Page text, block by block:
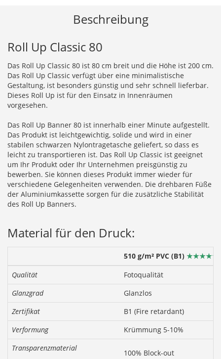
Beschreibung
Roll Up Classic 80
Das Roll Up Classic 80 ist 80 cm breit und die Höhe ist 200 cm.
Das Roll Up Classic verfügt über eine minimalistische
Gestaltung, ist besonders günstig und sehr schnell lieferbar.
Dieses Roll Up ist für den Einsatz in Innenräumen
vorgesehen.
Das Roll Up Banner 80 ist innerhalb einer Minute aufgestellt.
Das Produkt ist leichtgewichtig, solide und wird in einer
stabilen schwarzen Nylontragetasche geliefert, so dass es
leicht zu transportieren ist. Das Roll Up Classic ist geeignet
um Ihr Produkt oder Ihr Unternehmen preisgünstig zu
bewerben. Sie können dieses Produkt immer wieder für
verschiedene Gelegenheiten verwenden. Die drehbaren Füße
der Aluminiumkassette sorgen für die zusätzliche Stabilität
des Roll Up Banners.
Material für den Druck:
510 g/m² PVC (B1) ★★★★★
Qualität
Fotoqualität
Glanzgrad
Glanzlos
Zertifikat
B1 (Fire retardant)
Verformung
Krümmung 5-10%
Transparenzmaterial
100% Block-out